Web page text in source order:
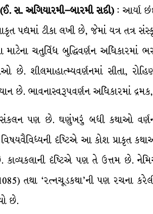
સ. અગિયારમી–બારમી સદી) : આર્યા
પદ્યમાં ટીકા લખી છે, જેમાં યત્ર તત્ર
ચતુર્વિધ બુદ્ધિવર્ણન
શીલમાહાત્મ્યવર્ણનમાં સીતા,
છે. ભાવનાસ્વરૂપવર્ણન અધિકારમાં
પણ છે. ઘણુંખરું બધી કથાઓ
દૃષ્ટિએ આ કોશ પ્રાકૃત
કાવ્યકલાની દૃષ્ટિએ પણ તે ઉત્તમ છે.
તથા ‘રત્નચૂડકથા’ની પણ રચના
છે.